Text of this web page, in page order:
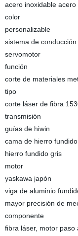
acero inoxidable
color
personalizable
sistema de conducción
servomotor
función
corte de materiales
tipo
corte láser de fibra
transmisión
guías de hiwin
cama de hierro fundido
hierro fundido gris
motor
yaskawa japón
viga de aluminio
mayor precisión de
componente
fibra láser, motor paso